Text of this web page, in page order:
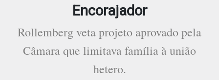
Encorajador
Rollemberg veta projeto aprovado pela
Câmara que limitava família à união
hetero.